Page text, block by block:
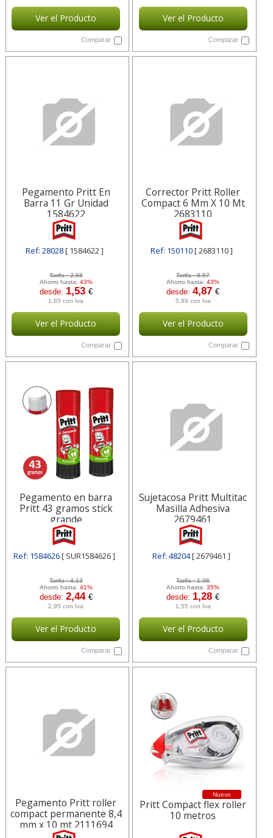
Ver el Producto
Comparar
Ver el Producto
Comparar
Pegamento Pritt En
Barra 11 Gr Unidad
1584622
Ref: 28028[ 1584622 ]
Tarifa :2,68
Ahorro hasta: 43%
desde: 1,53 €
1,85 con Iva
Ver el Producto
Comparar
Corrector Pritt Roller
Compact 6 Mm X 10 Mt
2683110
Ref: 150110[ 2683110 ]
Tarifa :8,57
Ahorro hasta:43%
desde:4,87€
5,89 con Iva
Ver el Producto
Comparar
Pegamento en barra
Pritt 43 gramos stick
grande
Ref: 1584626[ SUR1584626 ]
Tarifa :4,13
Ahorro hasta: 41%
desde: 2,44 €
2,95 con Iva
Ver el Producto
Comparar
Sujetacosa Pritt Multitac
Masilla Adhesiva
2679461
Ref: 48204[ 2679461 ]
Tarifa :1,96
Ahorro hasta:35%
desde: 1,28€
1,55 con Iva
Ver el Producto
Comparar
Pegamento Pritt roller
compact permanente 8,4
mm x 10 mt 2111694
Nuevo
Pritt Compact flex roller
10 metros